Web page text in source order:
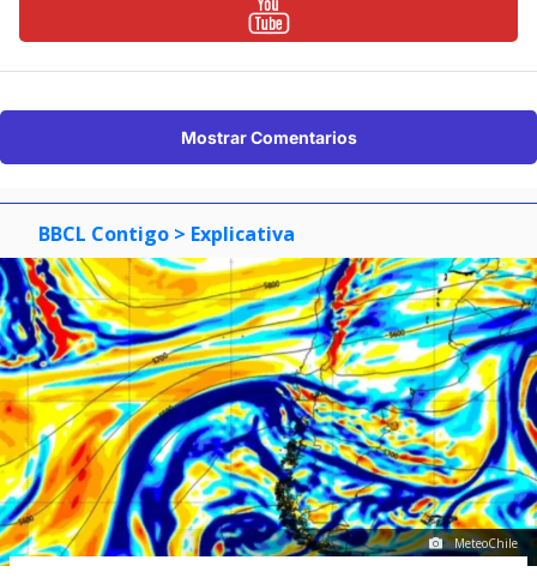
Mostrar Comentarios
BBCL Contigo > Explicativa
MeteoChile